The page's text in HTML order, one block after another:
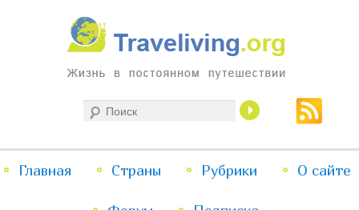
Traveliving
Жизнь в постоянном путешествии
меню
Перейти
Перейти
Главная Страны Рубрики О сайте